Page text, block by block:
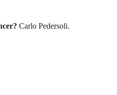
Carlo Pedersoli.